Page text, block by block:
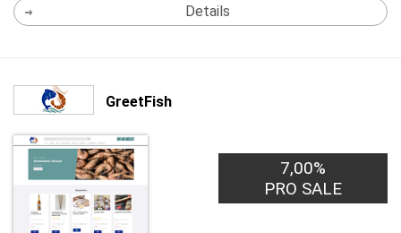
Details
GreetFish
7,00%
PRO SALE